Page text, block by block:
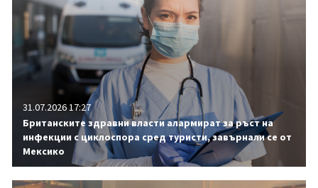
31.07.2026 17:27
Британските здравни власти алармират за ръст на
инфекции с циклоспора сред туристи, завърнали се от
Мексико